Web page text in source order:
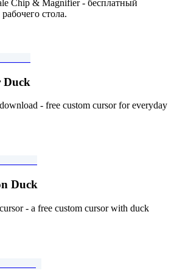
Chip & Magnifier - бесплатный
стола.
Duck
- free custom cursor for everyday
Duck
- a free custom cursor with duck